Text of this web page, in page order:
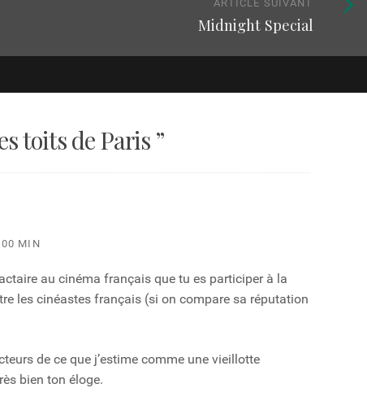
ARTICLE SUIVANT
Midnight Special
toits de Paris ”
00 MIN
au cinéma français que tu es participer à la
les cinéastes français (si on compare sa réputation
de ce que j’estime comme une vieillotte
bien ton éloge.